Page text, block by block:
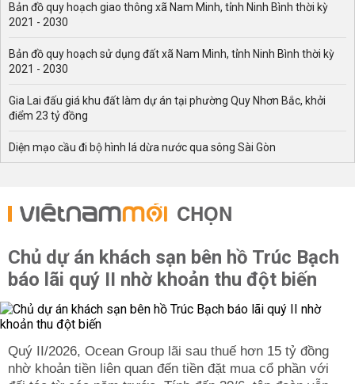
Bản đồ quy hoạch giao thông xã Nam Minh, tỉnh Ninh Bình thời kỳ
2021 - 2030
Bản đồ quy hoạch sử dụng đất xã Nam Minh, tỉnh Ninh Bình thời kỳ
2021 - 2030
Gia Lai đấu giá khu đất làm dự án tại phường Quy Nhơn Bắc, khởi
điểm 23 tỷ đồng
Diện mạo cầu đi bộ hình lá dừa nước qua sông Sài Gòn
CHỌN
Chủ dự án khách sạn bên hồ Trúc Bạch
báo lãi quý II nhờ khoản thu đột biến
Quý II/2026, Ocean Group lãi sau thuế hơn 15 tỷ đồng
nhờ khoản tiền liên quan đến tiền đặt mua cổ phần với